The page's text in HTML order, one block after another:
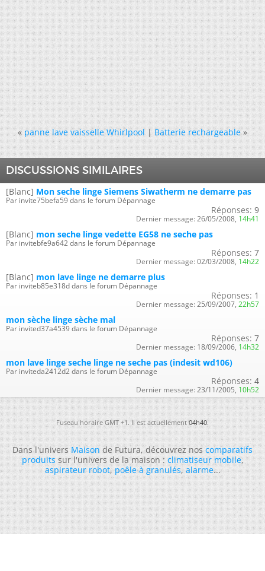
« panne lave vaisselle Whirlpool|Batterie rechargeable »
DISCUSSIONS SIMILAIRES
[Blanc] Mon seche linge Siemens Siwatherm ne demarre pas
Par invite75befa59 dans le forum Dépannage
Réponses: 9
Dernier message: 26/05/2008, 14h41
[Blanc] mon seche linge vedette EG58 ne seche pas
Par invitebfe9a642 dans le forum Dépannage
Réponses: 7
Dernier message: 02/03/2008, 14h22
[Blanc] mon lave linge ne demarre plus
Par inviteb85e318d dans le forum Dépannage
Réponses: 1
Dernier message: 25/09/2007, 22h57
mon sèche linge sèche mal
Par invited37a4539 dans le forum Dépannage
Réponses: 7
Dernier message: 18/09/2006, 14h32
mon lave linge seche linge ne seche pas (indesit wd106)
Par inviteda2412d2 dans le forum Dépannage
Réponses: 4
Dernier message: 23/11/2005, 10h52
Fuseau horaire GMT +1. Il est actuellement04h40.
Dans l'universMaisonde Futura, découvrez noscomparatifs
produitssur l'univers de la maison :climatiseur mobile,
aspirateur robot,poêle à granulés,alarme...